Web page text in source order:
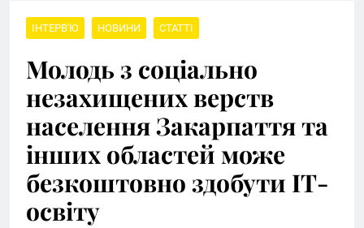
ІНТЕРВ'Ю НОВИНИ СТАТТІ
Молодь з соціально
незахищених верств
населення Закарпаття та
інших областей може
безкоштовно здобути ІТ-
освіту